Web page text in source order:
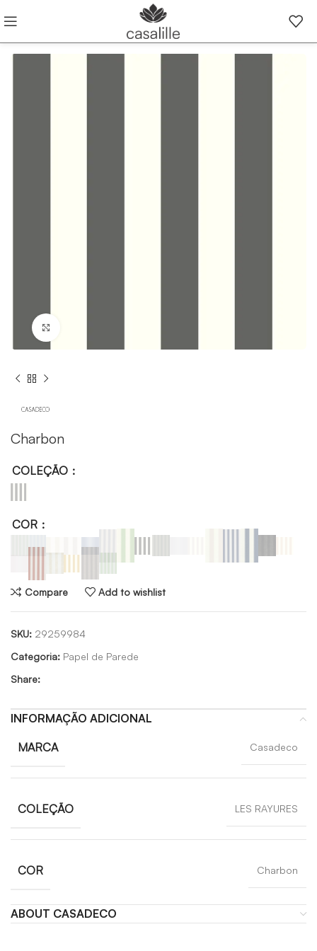
Charbon
COLEÇÃO
COR
Compare Add to wishlist
SKU: 29259984
Categoria: Papel de Parede
Share:
INFORMAÇÃO ADICIONAL
MARCA Casadeco
COLEÇÃO LES RAYURES
COR Charbon
ABOUT CASADECO